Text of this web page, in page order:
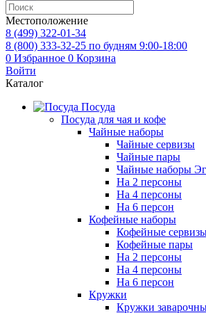
Местоположение
8 (499) 322-01-34
8 (800) 333-32-25 по будням 9:00-18:00
0 Избранное 0 Корзина
Войти
Каталог
Посуда
Посуда для чая и кофе
Чайные наборы
Чайные сервизы
Чайные пары
Чайные наборы
На 2 персоны
На 4 персоны
На 6 персон
Кофейные наборы
Кофейные
Кофейные пары
На 2 персоны
На 4 персоны
На 6 персон
Кружки
Кружки